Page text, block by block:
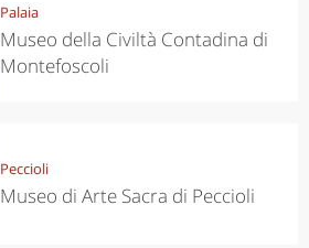
Palaia
Museo della Civiltà Contadina di
Montefoscoli
Peccioli
Museo di Arte Sacra di Peccioli